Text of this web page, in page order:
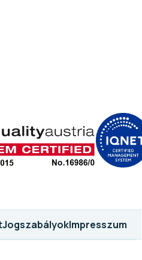
JogszabályokImpresszum